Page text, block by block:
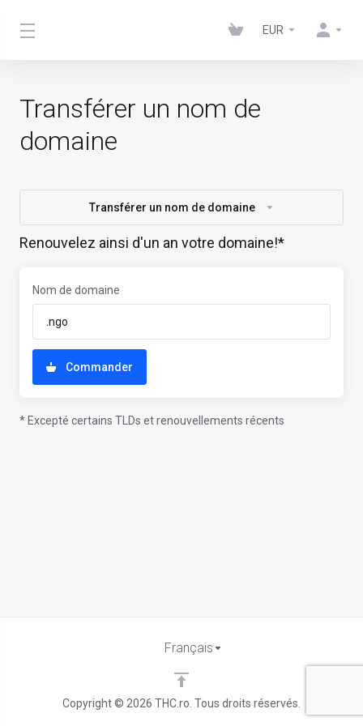
EUR
Transférer un nom de
domaine
Transférer un nom de domaine
Renouvelez ainsi d'un an votre domaine!*
Nom de domaine
Commander
* Excepté certains TLDs et renouvellements récents
Copyright © 2026 THC.ro. Tous droits réservés.
Français